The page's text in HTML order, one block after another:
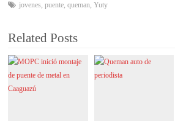
jovenes,puente,queman,Yuty
Related Posts